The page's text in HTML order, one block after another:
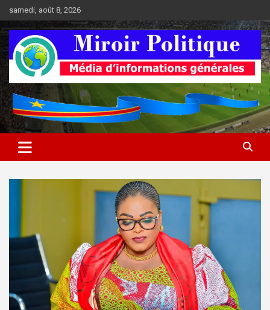
au
contenu
samedi, août 8, 2026
Médias d'informations socio-
politiques
Médias d'informations socio-politiques